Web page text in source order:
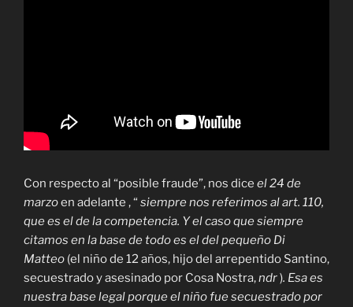
Con respecto al “posible fraude”, nos dice el 24 de
marzoen adelante , “ siempre nos referimos al art. 110,
que es el de la competencia. Y el caso que siempre
citamos en la base de todo es el del pequeño Di
Matteo (el niño de 12 años, hijo del arrepentido Santino,
secuestrado y asesinado por Cosa Nostra,ndr). Esa es
nuestra base legal porque el niño fue secuestrado por